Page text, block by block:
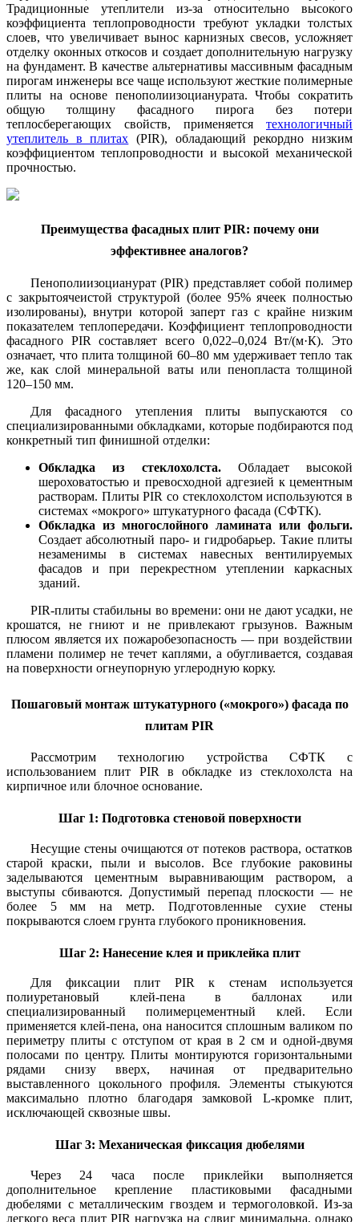
Традиционные утеплители из-за относительно высокого
коэффициента теплопроводности требуют укладки толстых
слоев, что увеличивает вынос карнизных свесов, усложняет
отделку оконных откосов и создает дополнительную нагрузку
на фундамент. В качестве альтернативы массивным фасадным
пирогам инженеры все чаще используют жесткие полимерные
плиты на основе пенополиизоцианурата. Чтобы сократить
общую толщину фасадного пирога без потери
теплосберегающих свойств, применяется технологичный
утеплитель в плитах (PIR), обладающий рекордно низким
коэффициентом теплопроводности и высокой механической
прочностью.
Преимущества фасадных плит PIR: почему они
эффективнее аналогов?
Пенополиизоцианурат (PIR) представляет собой полимер
с закрытоячеистой структурой (более 95% ячеек полностью
изолированы), внутри которой заперт газ с крайне низким
показателем теплопередачи. Коэффициент теплопроводности
фасадного PIR составляет всего 0,022–0,024 Вт/(м·К). Это
означает, что плита толщиной 60–80 мм удерживает тепло так
же, как слой минеральной ваты или пенопласта толщиной
120–150 мм.
Для фасадного утепления плиты выпускаются со
специализированными обкладками, которые подбираются под
конкретный тип финишной отделки:
Обкладка из стеклохолста.Обладает высокой
шероховатостью и превосходной адгезией к цементным
растворам. Плиты PIR со стеклохолстом используются в
системах «мокрого» штукатурного фасада (СФТК).
Обкладка из многослойного ламината или фольги.
Создает абсолютный паро- и гидробарьер. Такие плиты
незаменимы в системах навесных вентилируемых
фасадов и при перекрестном утеплении каркасных
зданий.
PIR-плиты стабильны во времени: они не дают усадки, не
крошатся, не гниют и не привлекают грызунов. Важным
плюсом является их пожаробезопасность — при воздействии
пламени полимер не течет каплями, а обугливается, создавая
на поверхности огнеупорную углеродную корку.
Пошаговый монтаж штукатурного («мокрого») фасада по
плитам PIR
Рассмотрим технологию устройства СФТК с
использованием плит PIR в обкладке из стеклохолста на
кирпичное или блочное основание.
Шаг 1: Подготовка стеновой поверхности
Несущие стены очищаются от потеков раствора, остатков
старой краски, пыли и высолов. Все глубокие раковины
заделываются цементным выравнивающим раствором, а
выступы сбиваются. Допустимый перепад плоскости — не
более 5 мм на метр. Подготовленные сухие стены
покрываются слоем грунта глубокого проникновения.
Шаг 2: Нанесение клея и приклейка плит
Для фиксации плит PIR к стенам используется
полиуретановый клей-пена в баллонах или
специализированный полимерцементный клей. Если
применяется клей-пена, она наносится сплошным валиком по
периметру плиты с отступом от края в 2 см и одной-двумя
полосами по центру. Плиты монтируются горизонтальными
рядами снизу вверх, начиная от предварительно
выставленного цокольного профиля. Элементы стыкуются
максимально плотно благодаря замковой L-кромке плит,
исключающей сквозные швы.
Шаг 3: Механическая фиксация дюбелями
Через 24 часа после приклейки выполняется
дополнительное крепление пластиковыми фасадными
дюбелями с металлическим гвоздем и термоголовкой. Из-за
легкого веса плит PIR нагрузка на сдвиг минимальна, однако